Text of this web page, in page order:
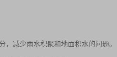
，减少雨水积聚和地面积水的问题。